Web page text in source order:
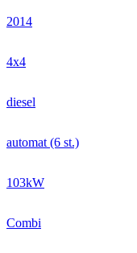
2014
4x4
diesel
automat (6 st.)
103kW
Combi